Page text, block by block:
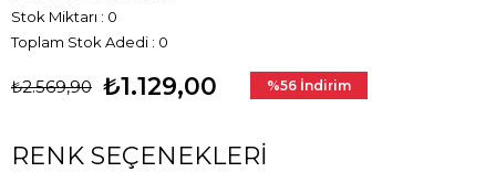
Stok Miktarı : 0
Toplam Stok Adedi : 0
₺2.569,90 ₺1.129,00 %56 İndirim
RENK SEÇENEKLERI